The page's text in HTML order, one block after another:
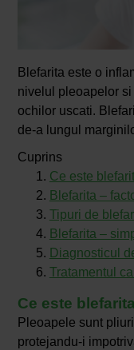
Blefarita este o
nivelul pleoapelor
ochilor uscati.
de-a lungul
Cuprins
Ce este
Blefarita –
Tipuri de
Blefarita –
Diagnosticul
Tratamentul
Ce este
Pleoapele sunt
protejandu-i